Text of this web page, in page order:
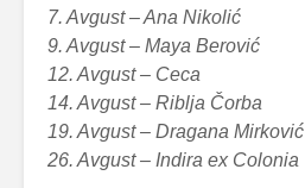
7. Avgust – Ana Nikolić
9. Avgust – Maya Berović
12. Avgust – Ceca
14. Avgust – Riblja Čorba
19. Avgust – Dragana Mirković
26. Avgust – Indira ex Colonia